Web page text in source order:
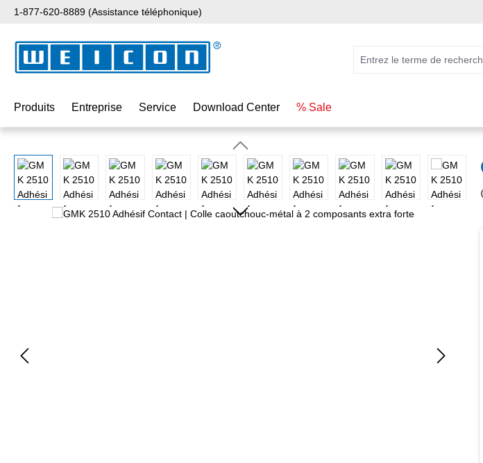
au contenu principal
Passer à la recherche
Passer à la navigation principale
1-877-620-8889 (Assistance téléphonique)
Produits Entreprise Service Download Center % Sale
Ignorer la galerie d'images